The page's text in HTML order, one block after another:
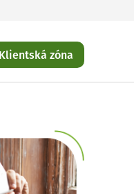
Klientská zóna